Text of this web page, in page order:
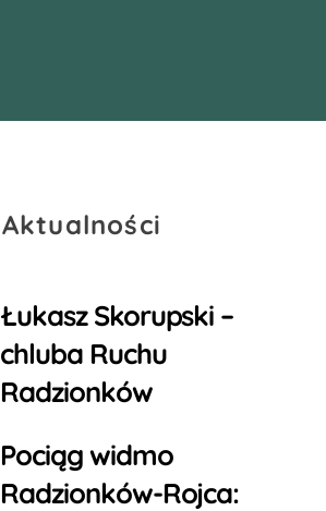
Aktualności
Łukasz Skorupski –
chluba Ruchu
Radzionków
Pociąg widmo
Radzionków-Rojca: